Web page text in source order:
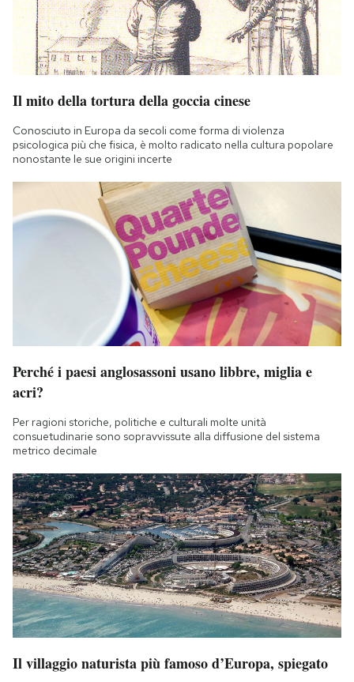
Il mito della tortura della goccia cinese
Conosciuto in Europa da secoli come forma di violenza
psicologica più che fisica, è molto radicato nella cultura popolare
nonostante le sue origini incerte
Perché i paesi anglosassoni usano libbre, miglia e
acri?
Per ragioni storiche, politiche e culturali molte unità
consuetudinarie sono sopravvissute alla diffusione del sistema
metrico decimale
Il villaggio naturista più famoso d’Europa, spiegato